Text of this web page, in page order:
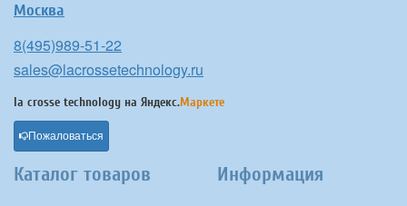
Москва
8(495)989-51-22
sales@lacrossetechnology.ru
la crosse technology на Яндекс.Маркете
Пожаловаться
Каталог товаров Информация